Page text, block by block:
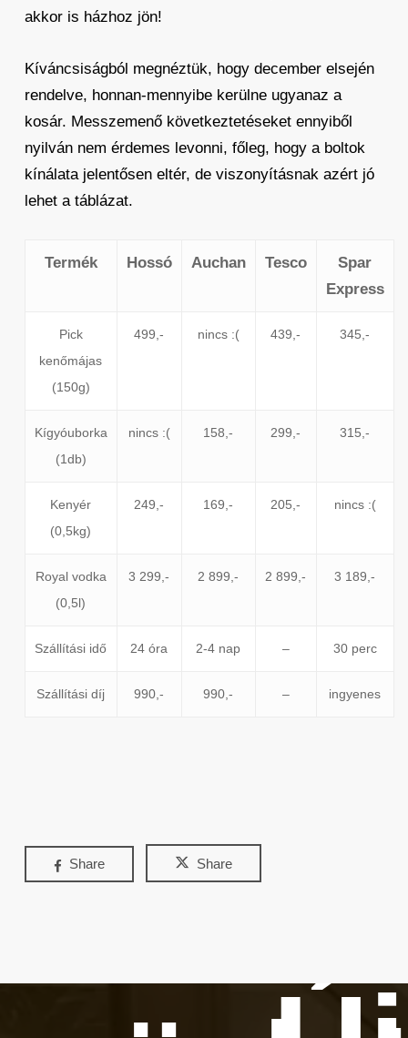
akkor is házhoz jön!
Kíváncsiságból megnéztük, hogy december elsején
rendelve, honnan-mennyibe kerülne ugyanaz a
kosár. Messzemenő következtetéseket ennyiből
nyilván nem érdemes levonni, főleg, hogy a boltok
kínálata jelentősen eltér, de viszonyításnak azért jó
lehet a táblázat.
Termék Hossó Auchan Tesco
Spar
Express
Pick
kenőmájas
(150g)
499,- nincs :( 439,- 345,-
Kígyóuborka
(1db)
nincs :( 158,- 299,- 315,-
Kenyér
(0,5kg)
249,- 169,- 205,- nincs :(
Royal vodka
(0,5l)
3 299,- 2 899,- 2 899,- 3 189,-
Szállítási idő 24 óra 2-4 nap – 30 perc
Szállítási díj 990,- 990,- – ingyenes
Share Share